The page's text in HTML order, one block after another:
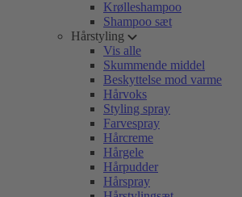
Krølleshampoo
Shampoo sæt
Hårstyling
Vis alle
Skummende middel
Beskyttelse mod varme
Hårvoks
Styling spray
Farvespray
Hårcreme
Hårgele
Hårpudder
Hårspray